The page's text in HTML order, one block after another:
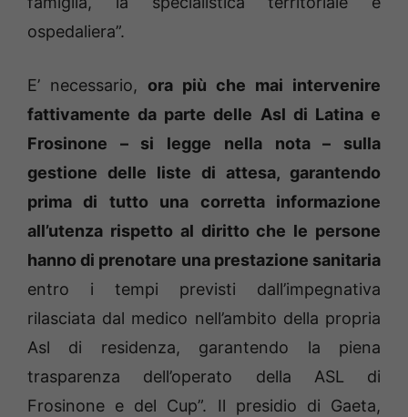
ospedaliera”.
E’ necessario, ora più che mai intervenire
fattivamente da parte delle Asl di Latina e
Frosinone – si legge nella nota – sulla
gestione delle liste di attesa, garantendo
prima di tutto una corretta informazione
all’utenza rispetto al diritto che le persone
hanno di prenotare una prestazione sanitaria
entro i tempi previsti dall’impegnativa
rilasciata dal medico nell’ambito della propria
Asl di residenza, garantendo la piena
trasparenza dell’operato della ASL di
Frosinone e del Cup”. Il presidio di Gaeta,